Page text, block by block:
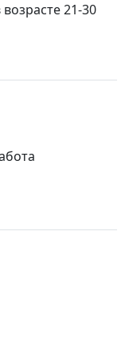
21-30